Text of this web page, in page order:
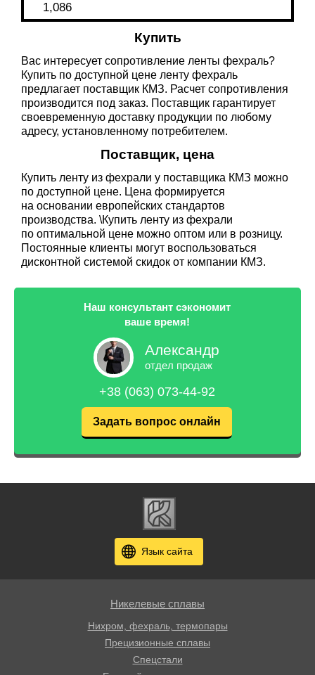
1,086
Купить
Вас интересует сопротивление ленты фехраль?
Купить по доступной цене ленту фехраль
предлагает поставщик КМЗ. Расчет сопротивления
производится под заказ. Поставщик гарантирует
своевременную доставку продукции по любому
адресу, установленному потребителем.
Поставщик, цена
Купить ленту из фехрали у поставщика КМЗ можно
по доступной цене. Цена формируется
на основании европейских стандартов
производства. \Купить ленту из фехрали
по оптимальной цене можно оптом или в розницу.
Постоянные клиенты могут воспользоваться
дисконтной системой скидок от компании КМЗ.
Наш консультант сэкономит
ваше время!
Александр
отдел продаж
+38 (063) 073-44-92
Задать вопрос онлайн
Язык сайта
Никелевые сплавы
Нихром, фехраль, термопары
Прецизионные сплавы
Спецстали